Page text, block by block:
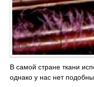
В самой стране ткани
однако у нас нет